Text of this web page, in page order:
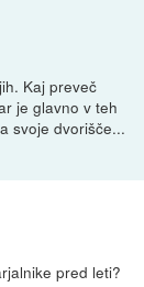
Kaj preveč
je glavno v teh
svoje dvorišče...
pred leti?